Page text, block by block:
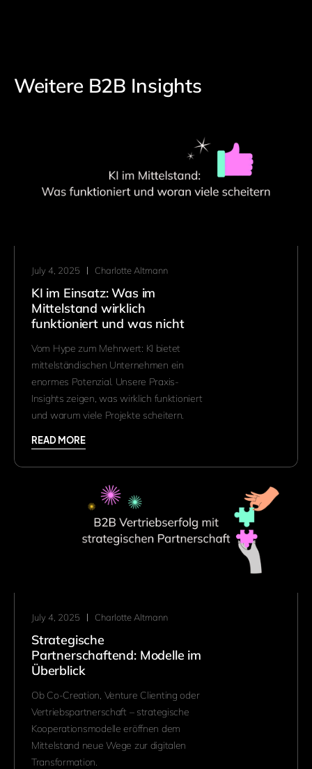
Weitere B2B Insights
July 4, 2025 Charlotte Altmann
KI im Einsatz: Was im
Mittelstand wirklich
funktioniert und was nicht
Vom Hype zum Mehrwert: KI bietet
mittelständischen Unternehmen ein
enormes Potenzial. Unsere Praxis-
Insights zeigen, was wirklich funktioniert
und warum viele Projekte scheitern.
READ MORE
July 4, 2025 Charlotte Altmann
Strategische
Partnerschaftend: Modelle im
Überblick
Ob Co-Creation, Venture Clienting oder
Vertriebspartnerschaft – strategische
Kooperationsmodelle eröffnen dem
Mittelstand neue Wege zur digitalen
Transformation.